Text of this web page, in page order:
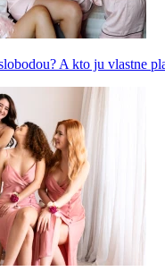
A kto ju vlastne